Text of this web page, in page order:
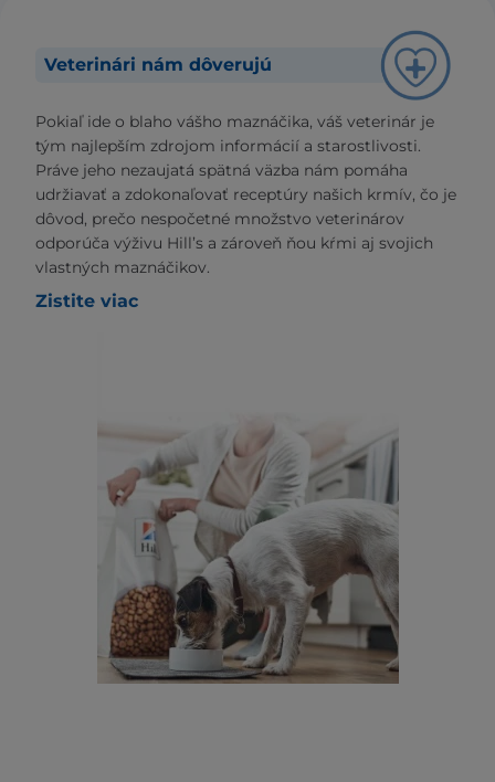
Veterinári nám dôverujú
Pokiaľ ide o blaho vášho maznáčika, váš veterinár je
tým najlepším zdrojom informácií a starostlivosti.
Práve jeho nezaujatá spätná väzba nám pomáha
udržiavať a zdokonaľovať receptúry našich krmív, čo je
dôvod, prečo nespočetné množstvo veterinárov
odporúča výživu Hill’s a zároveň ňou kŕmi aj svojich
vlastných maznáčikov.
Zistite viac